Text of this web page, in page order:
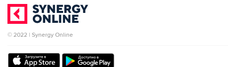
© 2022 | Synergy Online